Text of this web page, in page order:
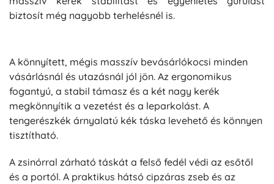
biztosít még nagyobb terhelésnél is.
A könnyített, mégis masszív bevásárlókocsi minden
vásárlásnál és utazásnál jól jön. Az ergonomikus
fogantyú, a stabil támasz és a két nagy kerék
megkönnyítik a vezetést és a leparkolást. A
tengerészkék árnyalatú kék táska levehető és könnyen
tisztítható.
A zsinórral zárható táskát a felső fedél védi az esőtől
és a portól. A praktikus hátsó cipzáras zseb és az